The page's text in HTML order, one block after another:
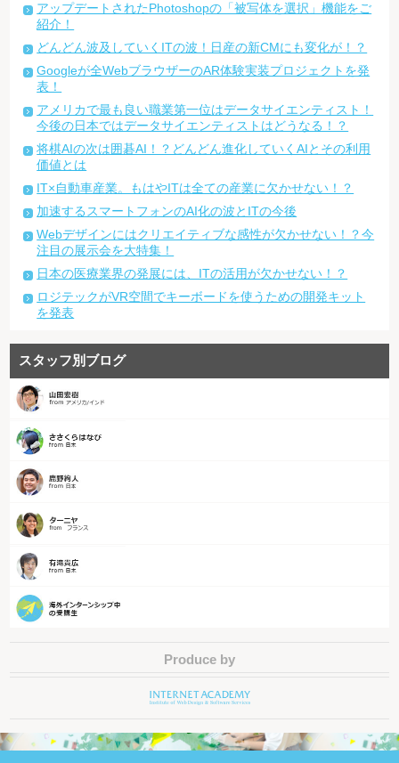
アップデートされたPhotoshopの「被写体を選択」機能をご
紹介！
どんどん波及していくITの波！日産の新CMにも変化が！？
Googleが全WebブラウザーのAR体験実装プロジェクトを発
表！
アメリカで最も良い職業第一位はデータサイエンティスト！
今後の日本ではデータサイエンティストはどうなる！？
将棋AIの次は囲碁AI！？どんどん進化していくAIとその利用
価値とは
IT×自動車産業。もはやITは全ての産業に欠かせない！？
加速するスマートフォンのAI化の波とITの今後
Webデザインにはクリエイティブな感性が欠かせない！？今
注目の展示会を大特集！
日本の医療業界の発展には、ITの活用が欠かせない！？
ロジテックがVR空間でキーボードを使うための開発キット
を発表
スタッフ別ブログ
Produce by